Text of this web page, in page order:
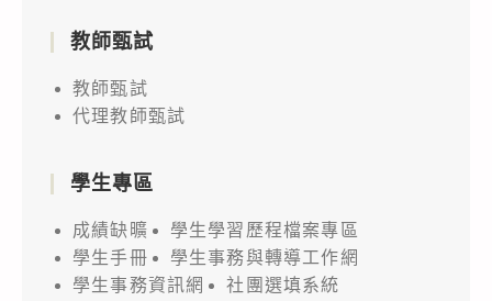
教師甄試
教師甄試
代理教師甄試
學生專區
成績缺曠
學生學習歷程檔案專區
學生手冊
學生事務與轉導工作網
學生事務資訊網
社團選填系統